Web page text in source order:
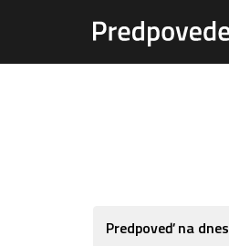
Predpoveď na dnes